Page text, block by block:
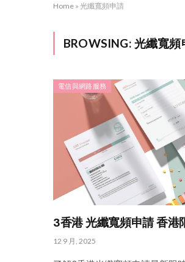
Home » 光纖寬頻申請
BROWSING: 光纖寬頻
電信與網路服務
3香港 光纖寬頻申請 香港
12 9 月, 2025